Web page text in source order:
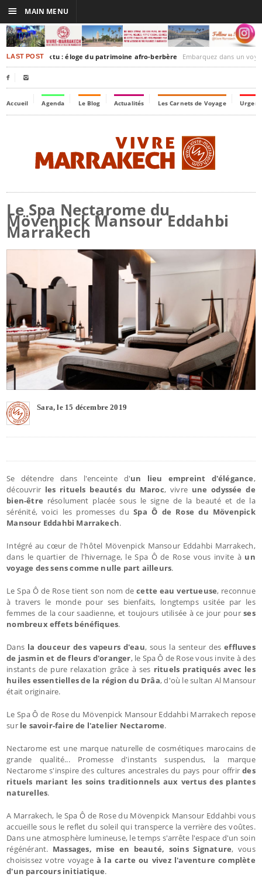
LAST POST
Timbuktu : éloge du patrimoine afro-berbère Embarquez dans un voyage culturel dans le
 
Accueil Agenda Le Blog Actualités Les Carnets de Voyage
Le Spa Nectarome du
Mövenpick Mansour Eddahbi
Marrakech
Sara, le 15 décembre 2019
Se détendre dans l'enceinte d'un lieu empreint d'élégance,
découvrir les rituels beautés du Maroc, vivre une odyssée de
bien-être résolument placée sous le signe de la beauté et de la
sérénité, voici les promesses du Spa Ô de Rose du Mövenpick
Mansour Eddahbi Marrakech.
Intégré au cœur de l'hôtel Mövenpick Mansour Eddahbi Marrakech,
dans le quartier de l'hivernage, le Spa Ô de Rose vous invite à un
voyage des sens comme nulle part ailleurs.
Le Spa Ô de Rose tient son nom decette eau vertueuse, reconnue
à travers le monde pour ses bienfaits, longtemps usitée par les
femmes de la cour saadienne, et toujours utilisée à ce jour pourses
nombreux effets bénéfiques.
Dansla douceur des vapeurs d'eau, sous la senteur deseffluves
de jasmin et de fleurs d'oranger, le Spa Ô de Rose vous invite à des
instants de pure relaxation grâce à ses rituels pratiqués avec les
huiles essentielles de la région du Drâa, d'où le sultan Al Mansour
était originaire.
Le Spa Ô de Rose du Mövenpick Mansour Eddahbi Marrakech repose
surle savoir-faire de l'atelier Nectarome.
Nectarome est une marque naturelle de cosmétiques marocains de
grande qualité... Promesse d'instants suspendus, la marque
Nectarome s'inspire des cultures ancestrales du pays pour offrirdes
rituels mariant les soins traditionnels aux vertus des plantes
naturelles.
A Marrakech, le Spa Ô de Rose du Mövenpick Mansour Eddahbi vous
accueille sous le reflet du soleil qui transperce la verrière des voûtes.
Dans une atmosphère lumineuse, le temps s'arrête l'espace d'un soin
régénérant. Massages, mise en beauté, soins Signature, vous
choisissez votre voyage à la carte ou vivez l'aventure complète
d'un parcours initiatique.
☰ MAIN MENU